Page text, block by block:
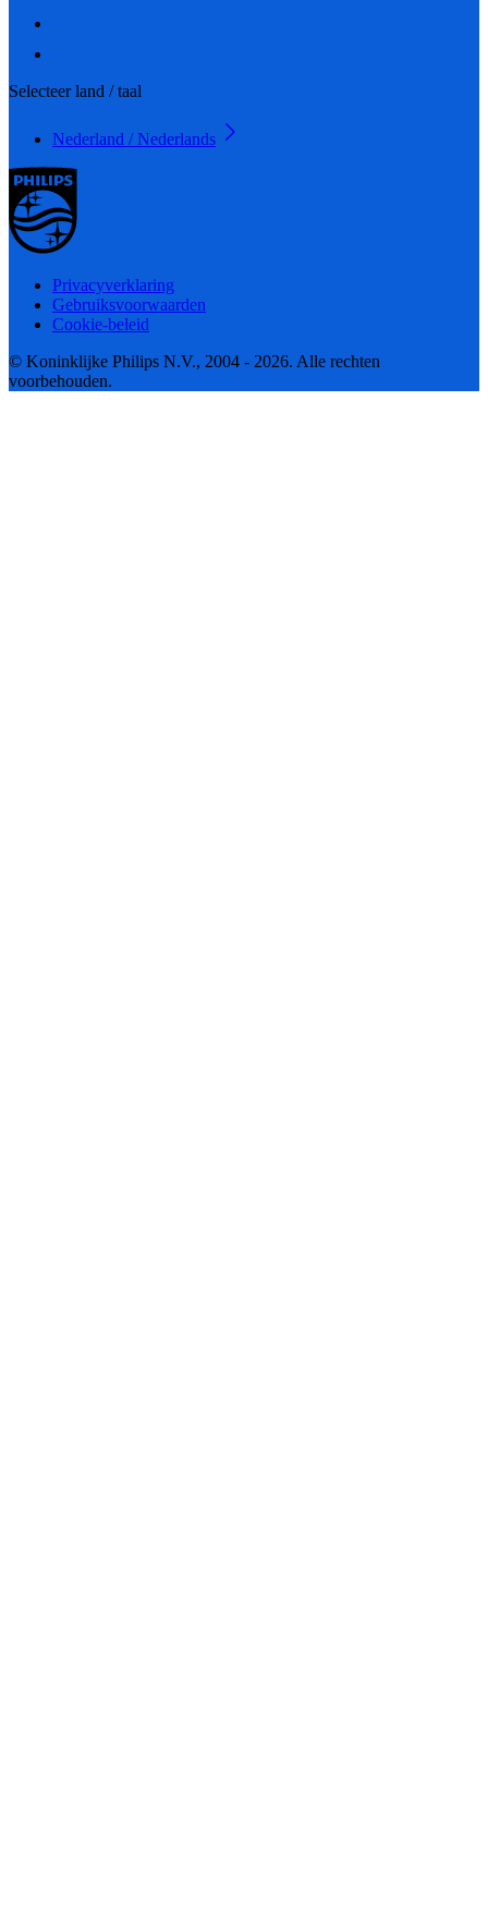
Selecteer land / taal
Nederland / Nederlands
Privacyverklaring
Gebruiksvoorwaarden
Cookie-beleid
© Koninklijke Philips N.V., 2004 - 2026. Alle rechten
voorbehouden.